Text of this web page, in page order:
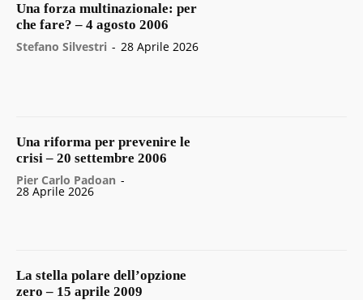
Una forza multinazionale: per
che fare? – 4 agosto 2006
Stefano Silvestri - 28 Aprile 2026
Una riforma per prevenire le
crisi – 20 settembre 2006
Pier Carlo Padoan -
28 Aprile 2026
La stella polare dell’opzione
zero – 15 aprile 2009